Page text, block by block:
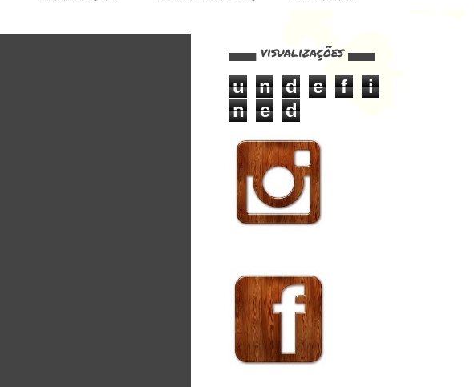
▄▄▄ visualizações ▄▄▄
u n d e f
i
n
e d